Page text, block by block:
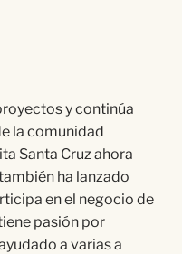
y continúa
la comunidad
Santa Cruz ahora
ha lanzado
en el negocio de
pasión por
a varias a